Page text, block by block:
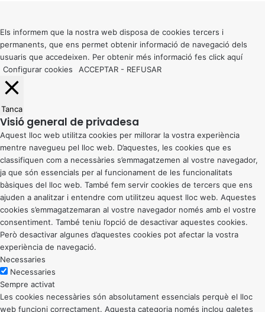
button
Els informem que la nostra web disposa de cookies tercers i
permanents, que ens permet obtenir informació de navegació dels
usuaris que accedeixen. Per obtenir més informació fes click aquí
Configurar cookies
ACCEPTAR - REFUSAR
Tanca
Visió general de privadesa
Aquest lloc web utilitza cookies per millorar la vostra experiència
mentre navegueu pel lloc web. D’aquestes, les cookies que es
classifiquen com a necessàries s’emmagatzemen al vostre navegador,
ja que són essencials per al funcionament de les funcionalitats
bàsiques del lloc web. També fem servir cookies de tercers que ens
ajuden a analitzar i entendre com utilitzeu aquest lloc web. Aquestes
cookies s’emmagatzemaran al vostre navegador només amb el vostre
consentiment. També teniu l’opció de desactivar aquestes cookies.
Però desactivar algunes d’aquestes cookies pot afectar la vostra
experiència de navegació.
Necessaries
Necessaries
Sempre activat
Les cookies necessàries són absolutament essencials perquè el lloc
web funcioni correctament. Aquesta categoria només inclou galetes